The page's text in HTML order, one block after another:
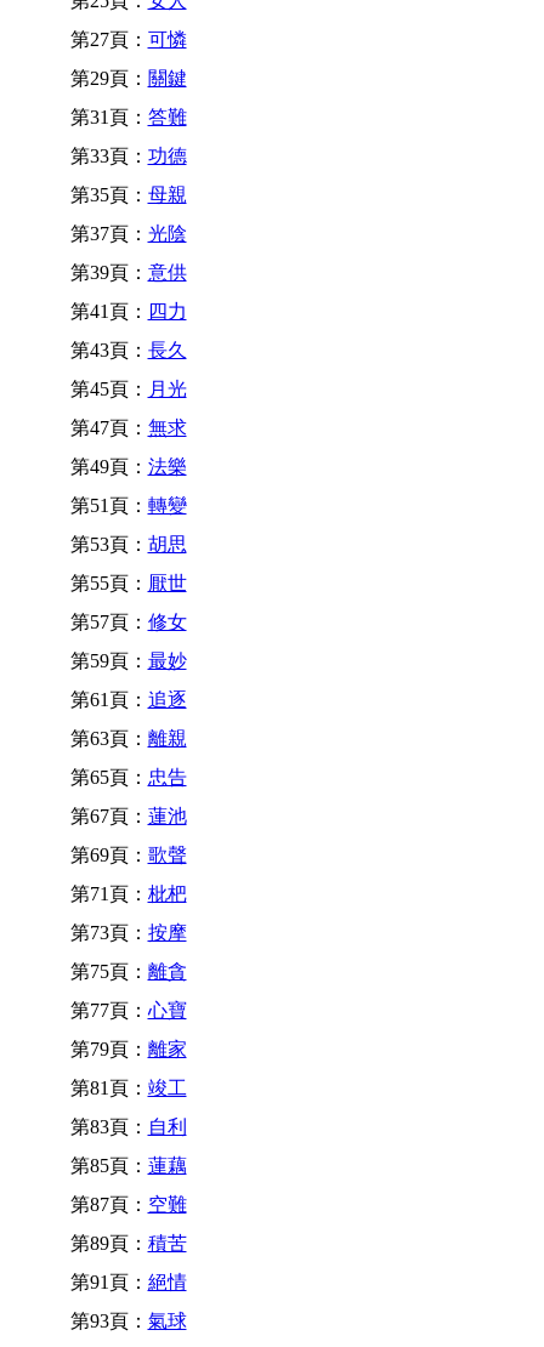
第27頁： 可憐
第29頁： 關鍵
第31頁： 答難
第33頁： 功德
第35頁： 母親
第37頁： 光陰
第39頁： 意供
第41頁： 四力
第43頁： 長久
第45頁： 月光
第47頁： 無求
第49頁： 法樂
第51頁： 轉變
第53頁： 胡思
第55頁： 厭世
第57頁： 修女
第59頁： 最妙
第61頁： 追逐
第63頁： 離親
第65頁： 忠告
第67頁： 蓮池
第69頁： 歌聲
第71頁： 枇杷
第73頁： 按摩
第75頁： 離貪
第77頁： 心寶
第79頁： 離家
第81頁： 竣工
第83頁： 自利
第85頁： 蓮藕
第87頁： 空難
第89頁： 積苦
第91頁： 絕情
第93頁： 氣球